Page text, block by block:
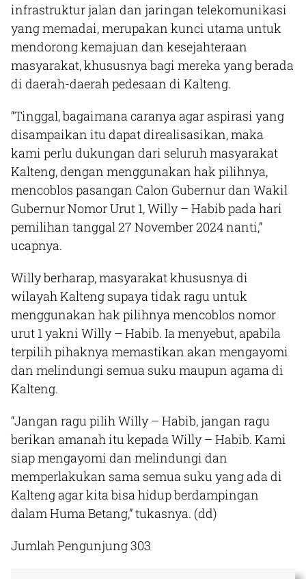
infrastruktur jalan dan jaringan telekomunikasi
yang memadai, merupakan kunci utama untuk
mendorong kemajuan dan kesejahteraan
masyarakat, khususnya bagi mereka yang berada
di daerah-daerah pedesaan di Kalteng.
“Tinggal, bagaimana caranya agar aspirasi yang
disampaikan itu dapat direalisasikan, maka
kami perlu dukungan dari seluruh masyarakat
Kalteng, dengan menggunakan hak pilihnya,
mencoblos pasangan Calon Gubernur dan Wakil
Gubernur Nomor Urut 1, Willy – Habib pada hari
pemilihan tanggal 27 November 2024 nanti,”
ucapnya.
Willy berharap, masyarakat khususnya di
wilayah Kalteng supaya tidak ragu untuk
menggunakan hak pilihnya mencoblos nomor
urut 1 yakni Willy – Habib. Ia menyebut, apabila
terpilih pihaknya memastikan akan mengayomi
dan melindungi semua suku maupun agama di
Kalteng.
“Jangan ragu pilih Willy – Habib, jangan ragu
berikan amanah itu kepada Willy – Habib. Kami
siap mengayomi dan melindungi dan
memperlakukan sama semua suku yang ada di
Kalteng agar kita bisa hidup berdampingan
dalam Huma Betang,” tukasnya. (dd)
Jumlah Pengunjung303